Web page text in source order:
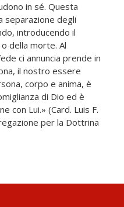
in sé. Questa
separazione degli
introducendo il
della morte. Al
ci annuncia prende in
il nostro essere
corpo e anima, è
di Dio ed è
con Lui.» (Card. Luis F.
per la Dottrina